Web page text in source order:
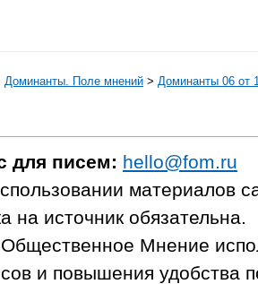
Доминанты. Поле мнений > Доминанты 06 от
для писем: hello@fom.ru
материалов
на источник обязательна.
Мнение
и повышения удобства